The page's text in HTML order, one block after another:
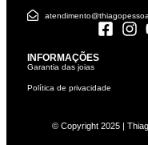
INFORMAÇÕES
Garantia das joias
Política de privacidade
© Copyright 2025 |